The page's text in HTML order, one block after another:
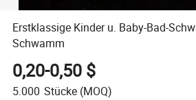
Erstklassige Kinder u. Baby-Bad-
Schwamm
0,20-0,50 $
5.000 Stücke (MOQ)